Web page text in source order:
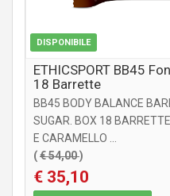
DISPONIBILE
ETHICSPORT BB45
18 Barrette
BB45 BODY BALANCE
SUGAR. BOX 18
E CARAMELLO ...
(€ 54,00)
€ 35,10